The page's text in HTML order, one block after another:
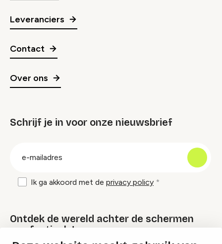
Leveranciers
Contact
Over ons
Schrijf je in voor onze nieuwsbrief
Ik ga akkoord met de privacy policy
Ontdek de wereld achter de schermen
van festivals!